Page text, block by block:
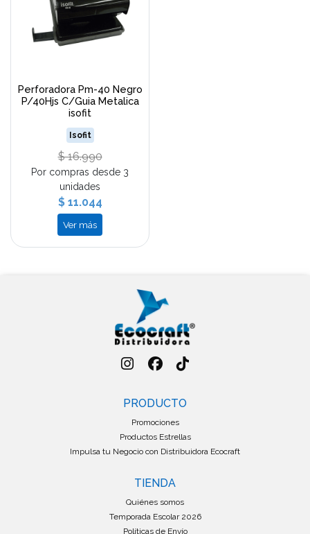
Perforadora Pm-40 Negro
P/40Hjs C/Guia Metalica
isofit
Isofit
$ 16.990
Por compras desde 3
unidades
$ 11.044
Ver más
PRODUCTO
Promociones
Productos Estrellas
Impulsa tu Negocio con Distribuidora Ecocraft
TIENDA
Quiénes somos
Temporada Escolar 2026
Políticas de Envío